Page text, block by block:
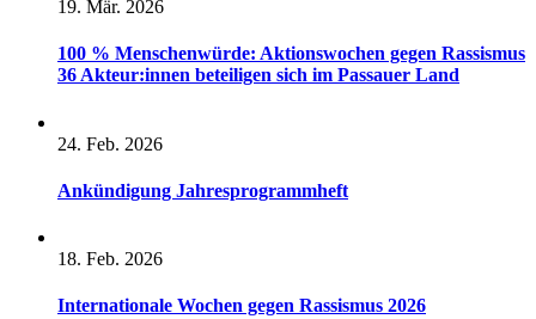
19. Mär. 2026
100 % Menschenwürde: Aktionswochen gegen Rassismus
36 Akteur:innen beteiligen sich im Passauer Land
24. Feb. 2026
Ankündigung Jahresprogrammheft
18. Feb. 2026
Internationale Wochen gegen Rassismus 2026